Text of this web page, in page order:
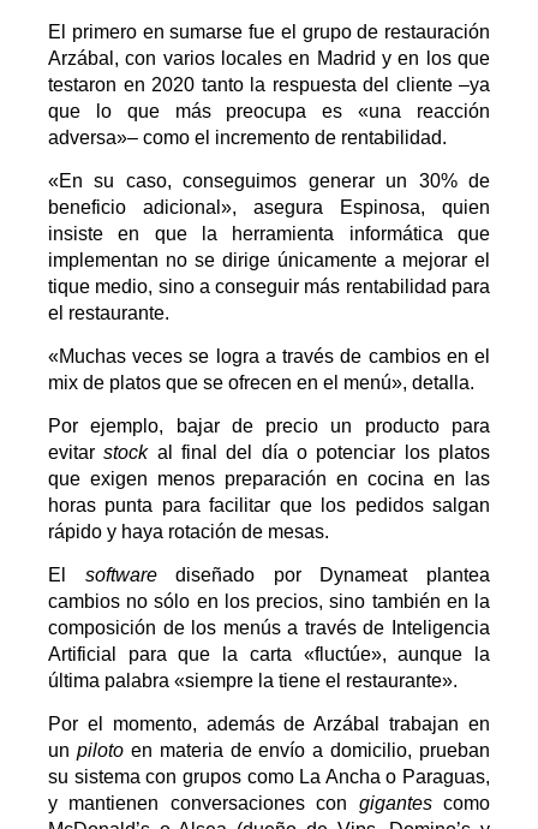
El primero en sumarse fue el grupo de restauración
Arzábal, con varios locales en Madrid y en los que
testaron en 2020 tanto la respuesta del cliente –ya
que lo que más preocupa es «una reacción
adversa»– como el incremento de rentabilidad.
«En su caso, conseguimos generar un 30% de
beneficio adicional», asegura Espinosa, quien
insiste en que la herramienta informática que
implementan no se dirige únicamente a mejorar el
tique medio, sino a conseguir más rentabilidad para
el restaurante.
«Muchas veces se logra a través de cambios en el
mix de platos que se ofrecen en el menú», detalla.
Por ejemplo, bajar de precio un producto para
evitarstockal final del día o potenciar los platos
que exigen menos preparación en cocina en las
horas punta para facilitar que los pedidos salgan
rápido y haya rotación de mesas.
El softwarediseñado por Dynameat plantea
cambios no sólo en los precios, sino también en la
composición de los menús a través de Inteligencia
Artificial para que la carta «fluctúe», aunque la
última palabra «siempre la tiene el restaurante».
Por el momento, además de Arzábal trabajan en
un pilotoen materia de envío a domicilio, prueban
su sistema con grupos como La Ancha o Paraguas,
y mantienen conversaciones con gigantescomo